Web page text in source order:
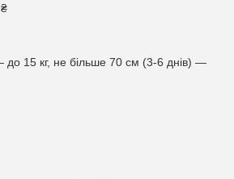
15 кг, не більше 70 см (3-6 днів) —